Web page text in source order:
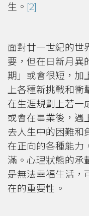
生。 [2]
面對廿一世紀的世
要，但在日新月異
期」或會很短，加
上各種新挑戰和衝
在生涯規劃上若一
或會在畢業後，遇
去人生中的困難和
在正向的各種能力
滿。心理狀態的承
是無法幸福生活，
在的重要性。